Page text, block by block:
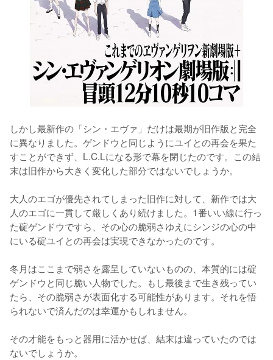
しかし最新作の「シン・エヴァ」だけは最期が旧作版と完全
に異なりました。ゲンドウと同じようにユイとの再会を果た
すことができず、L.C.Lになる形で幕を閉じたのです。この結
末は旧作から大きく変化した部分ではないでしょうか。
大人のエゴが優先されてしまった旧作に対して、新作では大
人のエゴに一貫して厳しくあり続けました。1番いい線に行っ
た碇ゲンドウですら、その心の脆弱さゆえにシンジの心の中
にいる碇ユイとの再会は実現できなかったのです。
冬月はここまで弱さを露呈していないものの、本質的には碇
ゲンドウと同じ脆い人物でした。もし最後まで生き残ってい
たら、その脆弱さが表面化する可能性があります。それを悟
られないで済んだのは幸運かもしれません。
その才能をもっと器用に活かせば、結末は違っていたのでは
ないでしょうか。